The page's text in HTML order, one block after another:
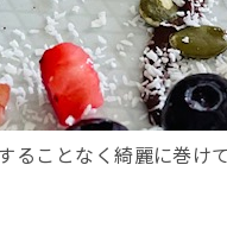
ることなく綺麗に巻け